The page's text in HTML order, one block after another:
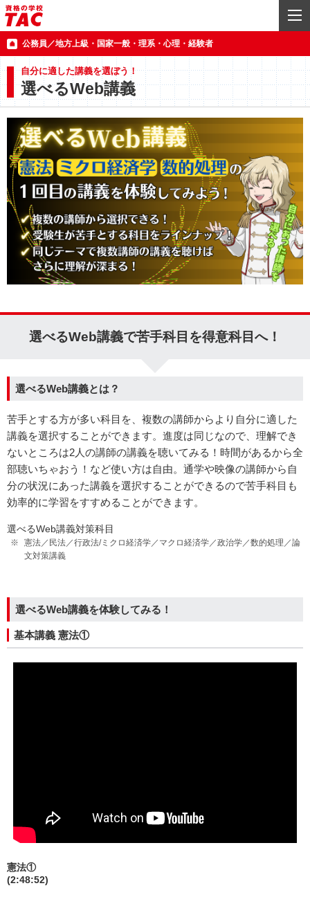
公務員／地方上級・国家一般・理系・心理・経験者
自分に適した講義を選ぼう！
選べるWeb講義
選べるWeb講義で苦手科目を得意科目へ！
選べるWeb講義とは？
苦手とする方が多い科目を、複数の講師からより自分に適した
講義を選択することができます。進度は同じなので、理解でき
ないところは2人の講師の講義を聴いてみる！時間があるから全
部聴いちゃおう！など使い方は自由。通学や映像の講師から自
分の状況にあった講義を選択することができるので苦手科目も
効率的に学習をすすめることができます。
選べるWeb講義対策科目
憲法／民法／行政法/ミクロ経済学／マクロ経済学／政治学／数的処理／論
文対策講義
選べるWeb講義を体験してみる！
基本講義 憲法①
憲法①
(2:48:52)